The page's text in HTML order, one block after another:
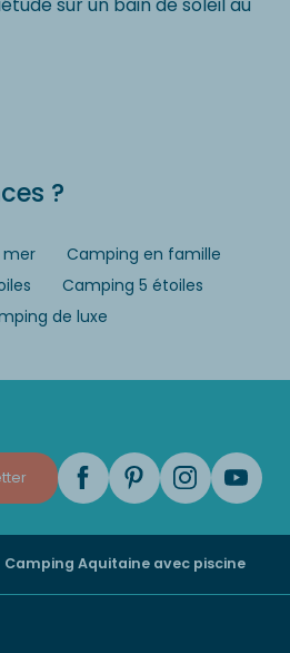
?
mer
Camping en famille
Camping 5 étoiles
de luxe
Camping Aquitaine avec piscine